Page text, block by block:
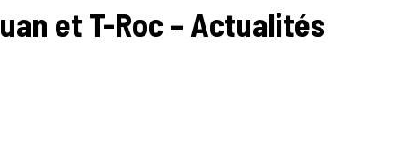
et T-Roc – Actualités